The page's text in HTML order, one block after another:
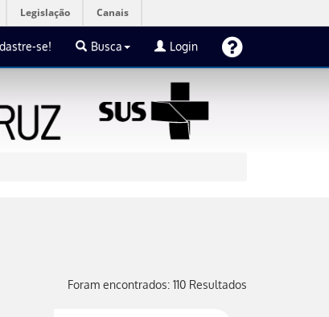
Legislação Canais
se! Busca Login
Foram encontrados: 110 Resultados